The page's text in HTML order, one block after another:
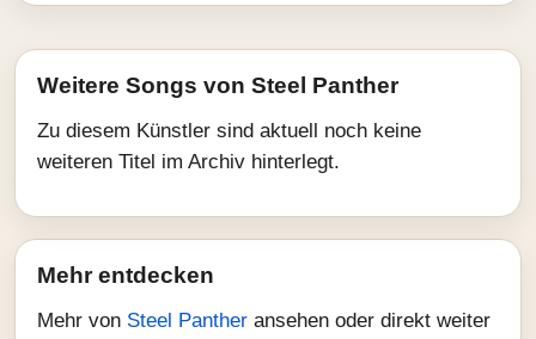
Weitere Songs von Steel Panther
Zu diesem Künstler sind aktuell noch keine
weiteren Titel im Archiv hinterlegt.
Mehr entdecken
Mehr von Steel Panther ansehen oder direkt weiter